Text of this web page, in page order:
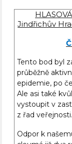
Jindřichův
Tento bod byl
průběžně
epidemie, po
Ale asi také
vystoupit v
z řad veřejnosti.
Odpor k